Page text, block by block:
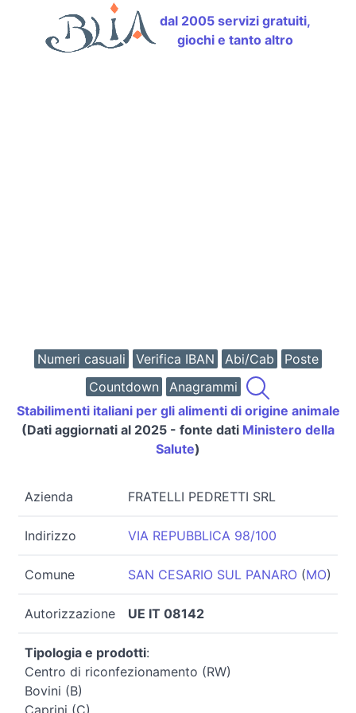
dal 2005 servizi gratuiti,
giochi e tanto altro
Numeri casuali Verifica IBAN Abi/Cab
Poste
Countdown
Anagrammi
Stabilimenti italiani per gli alimenti di origine animale
(Dati aggiornati al 2025 - fonte dati Ministero della
Salute)
Azienda FRATELLI PEDRETTI SRL
Indirizzo VIA REPUBBLICA 98/100
Comune SAN CESARIO SUL PANARO (MO)
Autorizzazione UE IT 08142
Tipologia e prodotti:
Centro di riconfezionamento (RW)
Bovini (B)
Caprini (C)